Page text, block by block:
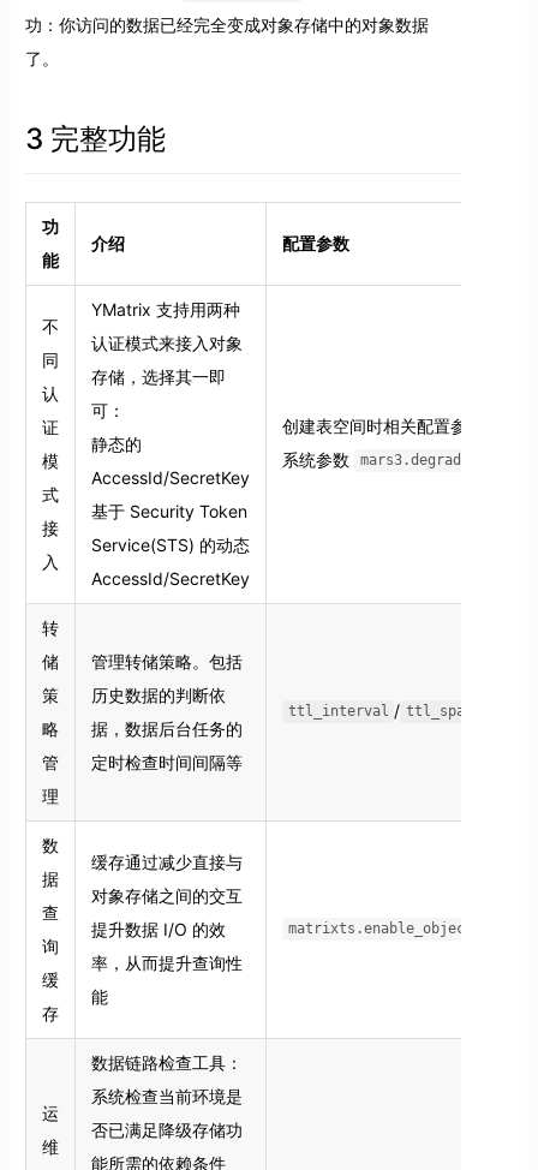
功：你访问的数据已经完全变成对象存储中的对象数据
了。
3 完整功能
功
能
介绍 配置参数
不
同
认
证
模
式
接
入
YMatrix 支持用两种
认证模式来接入对象
存储，选择其一即
可：
静态的
AccessId/SecretKey
基于 Security Token
Service(STS) 的动态
AccessId/SecretKey
创建表空间时相关配置参数
系统参数
转
储
策
略
管
理
管理转储策略。包括
历史数据的判断依
据，数据后台任务的
定时检查时间间隔等
ttl_interval / ttl_space
数
据
查
询
缓
存
缓存通过减少直接与
对象存储之间的交互
提升数据 I/O 的效
率，从而提升查询性
能
matrixts.enable_object_cache
运
维
数据链路检查工具：
系统检查当前环境是
否已满足降级存储功
能所需的依赖条件